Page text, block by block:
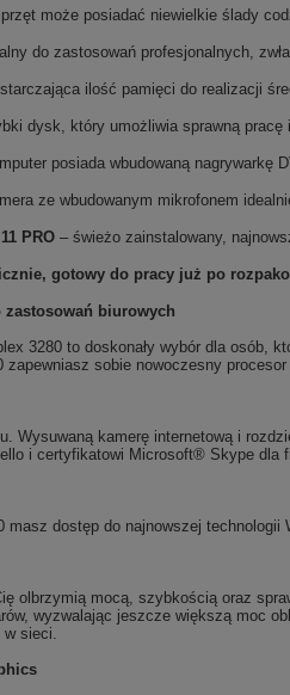
może posiadać niewielkie ślady
do zastosowań profesjonalnych,
ilość pamięci do realizacji
dysk, który umożliwia sprawną pracę
posiada wbudowaną nagrywarkę
ze wbudowanym mikrofonem
PRO– świeżo zainstalowany,
gotowy do pracy już po
biurowych
3280 to doskonały wybór dla osób,
sobie nowoczesny
Wysuwaną kamerę internetową i
i certyfikatowi Microsoft® Skype
masz dostęp do najnowszej technologii
olbrzymią mocą, szybkością oraz
wyzwalając jeszcze większą moc
w sieci.